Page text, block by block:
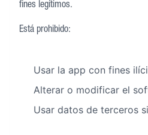
fines legítimos.
Está prohibido:
Usar la app con fines
Alterar o modificar el
Usar datos de terceros